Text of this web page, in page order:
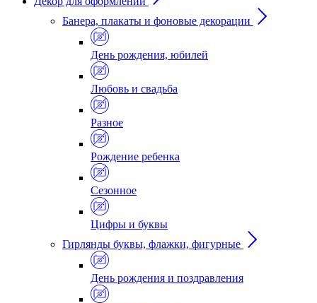
Банера, плакаты и фоновые декорации
День рождения, юбилей
Любовь и свадьба
Разное
Рождение ребенка
Сезонное
Цифры и буквы
Гирлянды буквы, флажки, фигурные
День рождения и поздравления